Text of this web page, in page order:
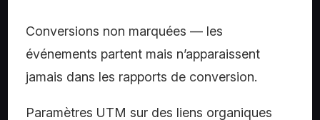
Conversions non marquées — les
événements partent mais n’apparaissent
jamais dans les rapports de conversion.
Paramètres UTM sur des liens organiques